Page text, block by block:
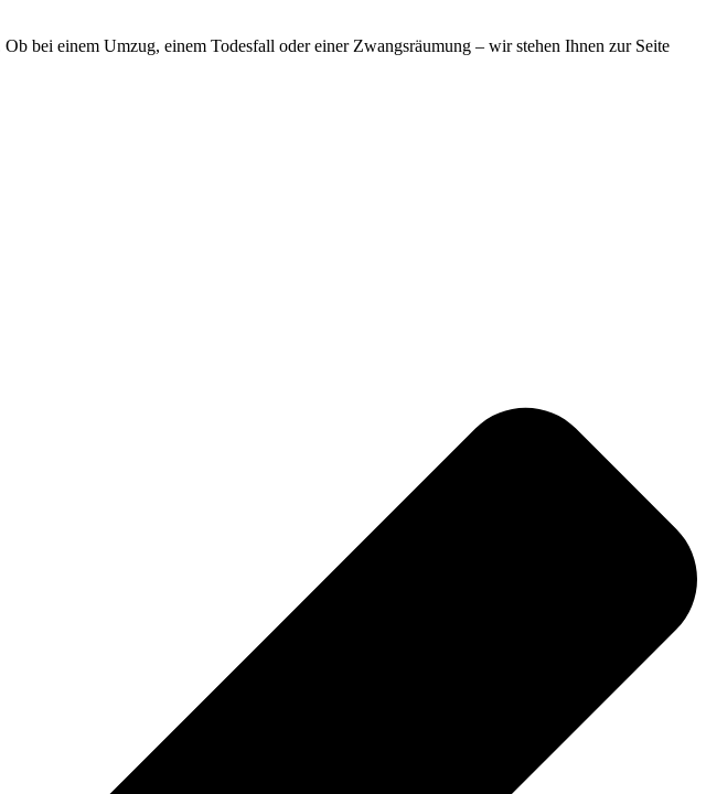
bei einem Umzug, einem Todesfall oder einer Zwangsräumung – wir stehen Ihnen zur Seite